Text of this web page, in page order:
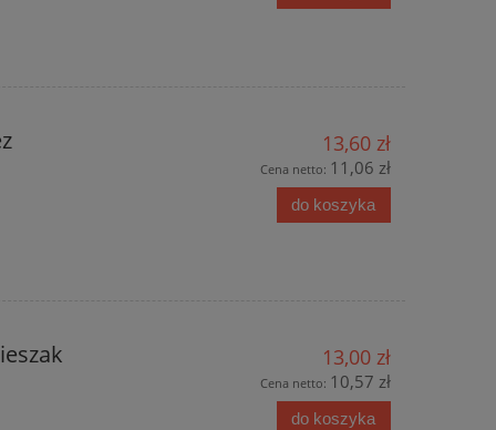
13,60 zł
Cena netto: 11,06 zł
do koszyka
13,00 zł
Cena netto: 10,57 zł
do koszyka